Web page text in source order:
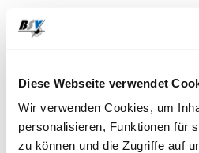
Diese Webseite verwendet
Wir verwenden Cookies, um
personalisieren, Funktionen für
zu können und die Zugriffe auf
Diverse neue Ranglisten sind